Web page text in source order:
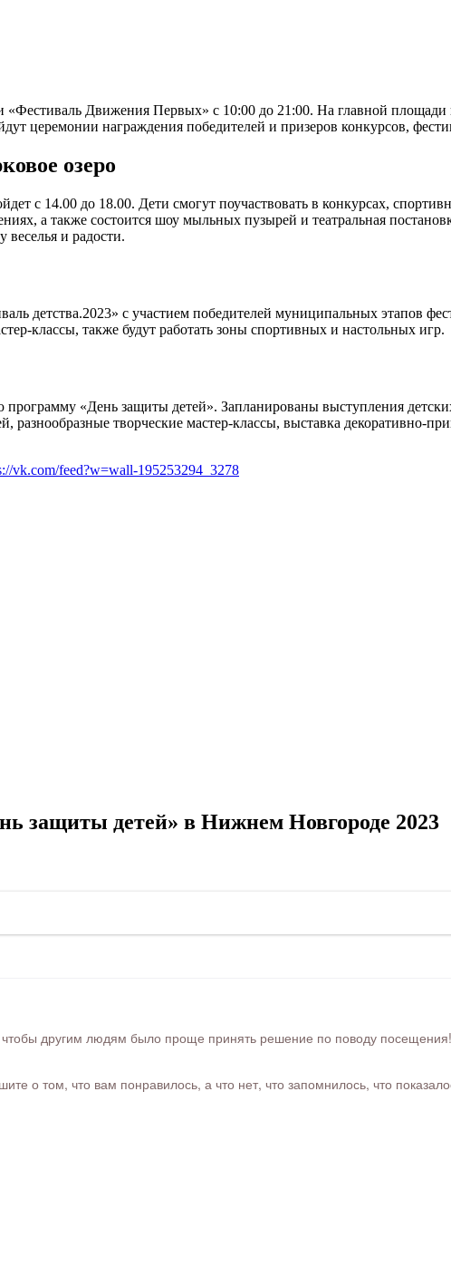
Движения Первых» с 10:00 до 21:00. На главной площади
церемонии награждения победителей и призеров конкурсов,
озеро
с 14.00 до 18.00. Дети смогут поучаствовать в конкурсах,
а также состоится шоу мыльных пузырей и театральная
и радости.
детства.2023» с участием победителей муниципальных этапов
классы, также будут работать зоны спортивных и настольных игр.
«День защиты детей». Запланированы выступления
творческие мастер-классы, выставка декоративно-
vk.com/feed?w=wall-195253294_3278
защиты детей» в Нижнем Новгороде 2023
другим людям было проще принять решение по поводу посещения!
о том, что вам понравилось, а что нет, что запомнилось, что